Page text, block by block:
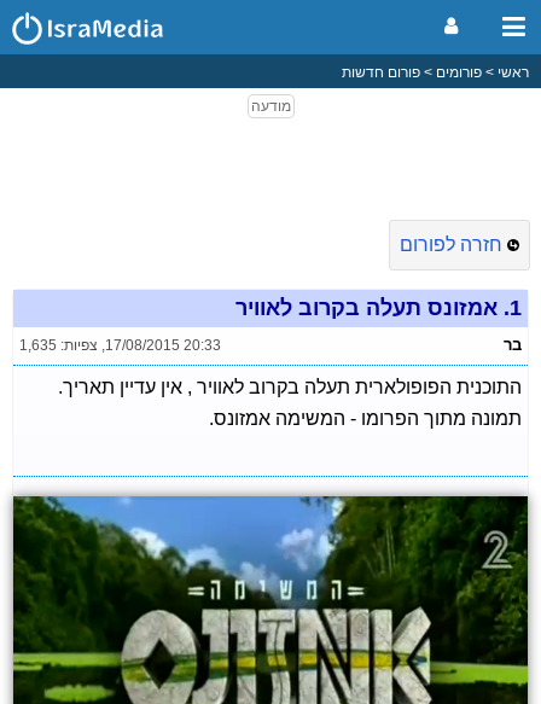
ראשי פורומים פורום חדשות
חזרה לפורום
1. אמזונס תעלה בקרוב לאוויר
בר 17/08/2015 20:33
, צפיות: 1,635
התוכנית הפופולארית תעלה בקרוב לאוויר , אין עדיין תאריך.
תמונה מתוך הפרומו - המשימה אמזונס.